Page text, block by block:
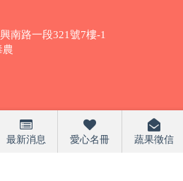
最新消息 愛心名冊 蔬果徵信
南路一段321號7樓-1
農